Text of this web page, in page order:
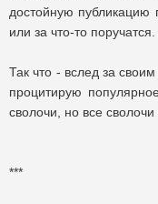
достойную публикацию
или за что-то поручатся.
Так что - вслед за
процитирую
сволочи, но все сволочи
***